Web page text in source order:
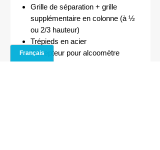
Grille de séparation + grille
supplémentaire en colonne (à ½
ou 2/3 hauteur)
Trépieds en acier
Récepteur pour alcoomètre
Essencier